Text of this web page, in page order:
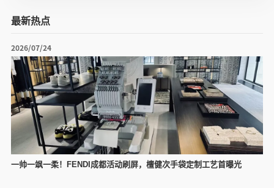
最新热点
2026/07/24
一帅一飒一柔！FENDI成都活动刷屏，檀健次手袋定制工艺首曝光